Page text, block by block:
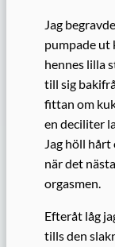
Jag
pumpade ut
hennes lilla
till sig
fittan om
en deciliter
Jag höll
när det
orgasmen.
Efteråt låg
tills den